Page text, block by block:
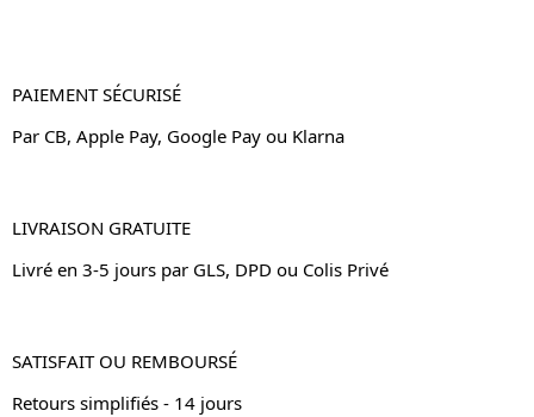
PAIEMENT SÉCURISÉ
Par CB, Apple Pay, Google Pay ou Klarna
LIVRAISON GRATUITE
Livré en 3-5 jours par GLS, DPD ou Colis Privé
SATISFAIT OU REMBOURSÉ
Retours simplifiés - 14 jours